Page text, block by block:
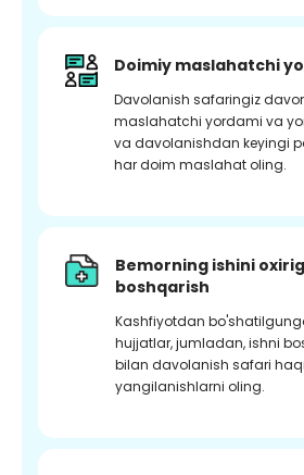
Doimiy maslahatchi
Davolanish safaringiz
maslahatchi yordami va
va davolanishdan keyingi
har doim maslahat oling.
Bemorning ishini
boshqarish
Kashfiyotdan
hujjatlar, jumladan, ishni
bilan davolanish safari
yangilanishlarni oling.